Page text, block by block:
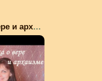
Реплика о вере и архаизме